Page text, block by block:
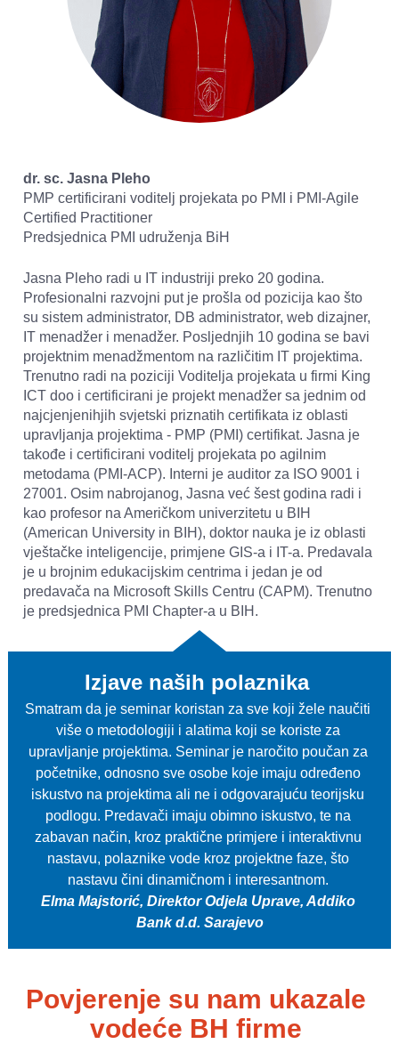
dr. sc. Jasna Pleho
PMP certificirani voditelj projekata po PMI i PMI-Agile
Certified Practitioner
Predsjednica PMI udruženja BiH
Jasna Pleho radi u IT industriji preko 20 godina.
Profesionalni razvojni put je prošla od pozicija kao što
su sistem administrator, DB administrator, web dizajner,
IT menadžer i menadžer. Posljednjih 10 godina se bavi
projektnim menadžmentom na različitim IT projektima.
Trenutno radi na poziciji Voditelja projekata u firmi King
ICT doo i certificirani je projekt menadžer sa jednim od
najcjenjenihjih svjetski priznatih certifikata iz oblasti
upravljanja projektima - PMP (PMI) certifikat. Jasna je
takođe i certificirani voditelj projekata po agilnim
metodama (PMI-ACP). Interni je auditor za ISO 9001 i
27001. Osim nabrojanog, Jasna već šest godina radi i
kao profesor na Američkom univerzitetu u BIH
(American University in BIH), doktor nauka je iz oblasti
vještačke inteligencije, primjene GIS-a i IT-a. Predavala
je u brojnim edukacijskim centrima i jedan je od
predavača na Microsoft Skills Centru (CAPM). Trenutno
je predsjednica PMI Chapter-a u BIH.
Izjave naših polaznika
Smatram da je seminar koristan za sve koji žele naučiti
više o metodologiji i alatima koji se koriste za
upravljanje projektima. Seminar je naročito poučan za
početnike, odnosno sve osobe koje imaju određeno
iskustvo na projektima ali ne i odgovarajuću teorijsku
podlogu. Predavači imaju obimno iskustvo, te na
zabavan način, kroz praktične primjere i interaktivnu
nastavu, polaznike vode kroz projektne faze, što
Elma Majstorić, Direktor Odjela Uprave, Addiko
Bank d.d. Sarajevo
Povjerenje su nam ukazale
vodeće BH firme